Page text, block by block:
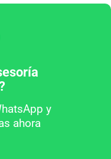
y
ahora